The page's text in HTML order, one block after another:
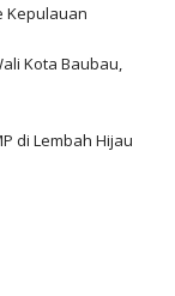
Kepulauan
Kota Baubau,
di Lembah Hijau